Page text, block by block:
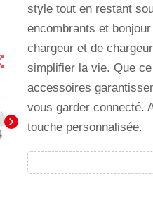
chevron_right
style tout en restant
encombrants et
chargeur et de
simplifier la vie. Que
accessoires
vous garder connecté.
touche personnalisée.